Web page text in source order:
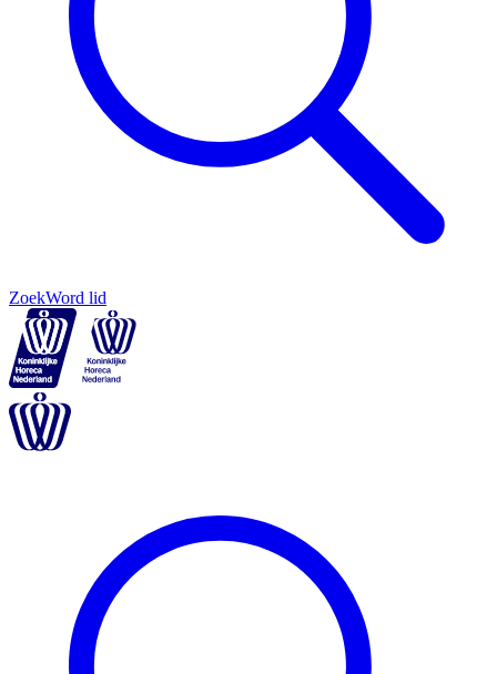
ZoekWord lid